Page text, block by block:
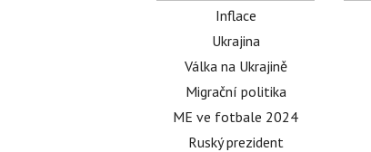
Inflace
Ukrajina
Válka na Ukrajině
Migrační politika
ME ve fotbale 2024
Ruský prezident